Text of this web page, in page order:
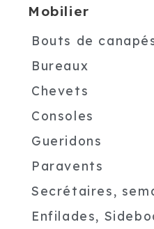
Mobilier
Bouts de
Bureaux
Chevets
Consoles
Gueridons
Paravents
Secrétaires,
Enfilades,